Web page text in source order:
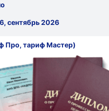
сентябрь 2026
Про, тариф Мастер)